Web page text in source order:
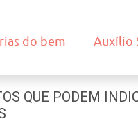
do bem Auxílio
QUE PODEM